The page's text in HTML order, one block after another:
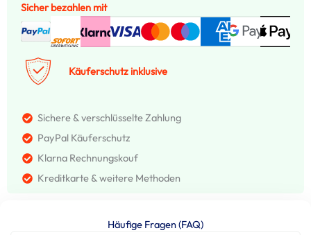
Sicher bezahlen mit
Käuferschutz inklusive
Sichere & verschlüsselte Zahlung
PayPal Käuferschutz
Klarna Rechnungskouf
Kreditkarte & weitere Methoden
Häufige Fragen (FAQ)